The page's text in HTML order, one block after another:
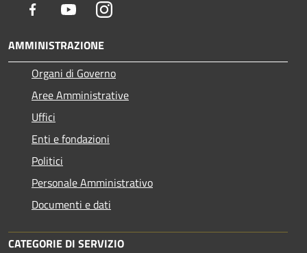
Facebook YoutubeInstagram
AMMINISTRAZIONE
Organi di Governo
Aree Amministrative
Uffici
Enti e fondazioni
Politici
Personale Amministrativo
Documenti e dati
CATEGORIE DI SERVIZIO